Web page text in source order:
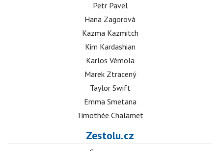
Petr Pavel
Hana Zagorová
Kazma Kazmitch
Kim Kardashian
Karlos Vémola
Marek Ztracený
Taylor Swift
Emma Smetana
Timothée Chalamet
Zestolu.cz